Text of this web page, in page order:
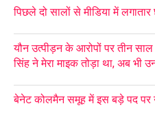
पिछले दो सालों से मीडिया में लगातार
यौन उत्पीड़न के आरोपों पर तीन
सिंह ने मेरा माइक तोड़ा था, अब भी
बेनेट कोलमैन समूह में इस बड़े पद पर